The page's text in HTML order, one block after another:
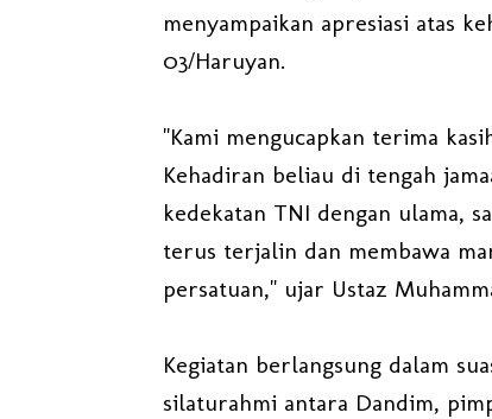
menyampaikan apresiasi atas
03/Haruyan.
"Kami mengucapkan terima
Kehadiran beliau di tengah
kedekatan TNI dengan ulama,
terus terjalin dan membawa
persatuan," ujar Ustaz
Kegiatan berlangsung dalam
silaturahmi antara Dandim,